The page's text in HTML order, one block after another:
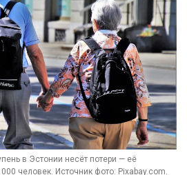
в Эстонии несёт потери — её
человек. Источник фото: Pixabay.com.